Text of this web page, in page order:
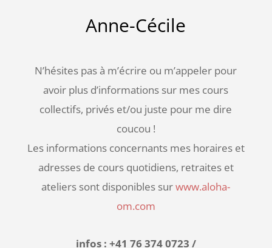
Anne-Cécile
N’hésites pas à m’écrire ou m’appeler pour
avoir plus d’informations sur mes cours
collectifs, privés et/ou juste pour me dire
coucou !
Les informations concernants mes horaires et
adresses de cours quotidiens, retraites et
ateliers sont disponibles surwww.aloha-
om.com
infos : +41 76 374 0723 /